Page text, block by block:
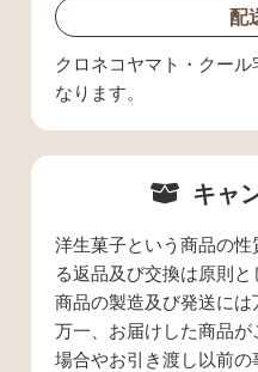
配
クロネコヤマト・クー
なります。
キャ
洋生菓子という商品の
る返品及び交換は原則と
商品の製造及び発送には
万一、お届けした商品
場合やお引き渡し以前